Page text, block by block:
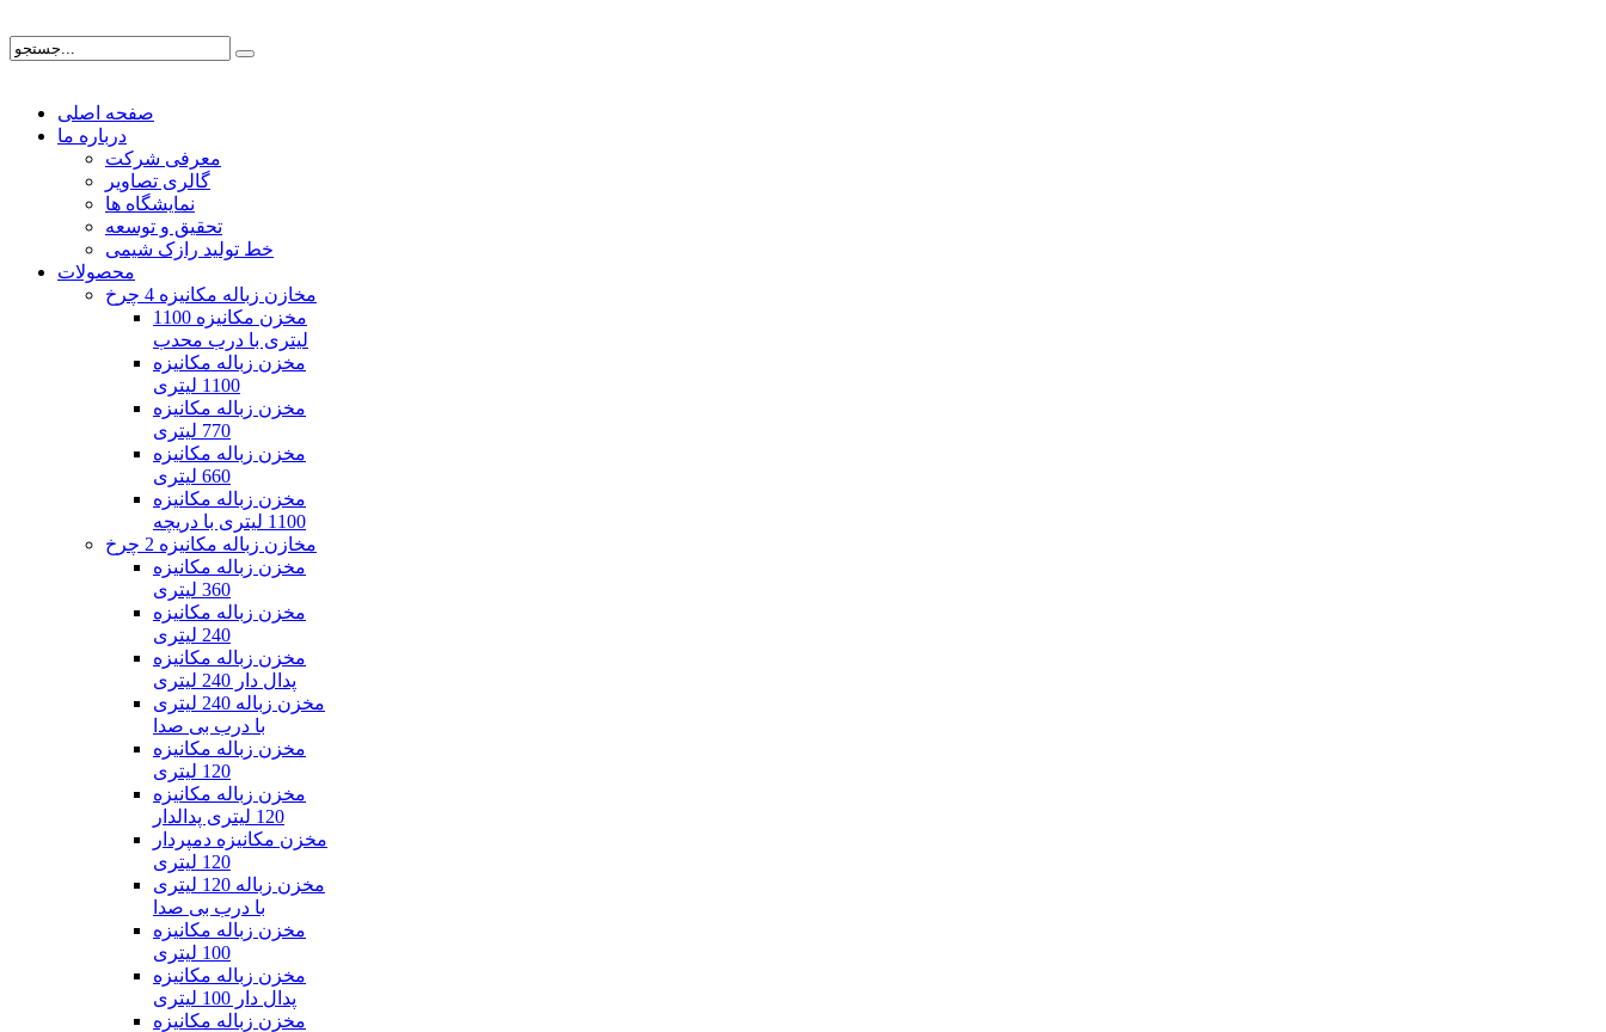
صفحه اصلی
درباره ما
معرفی شرکت
گالری تصاویر
نمایشگاه ها
تحقیق و توسعه
خط تولید رازک شیمی
محصولات
مخازن زباله مکانیزه 4 چرخ
مخزن مکانیزه 1100
لیتری با درب محدب
مخزن زباله مکانیزه
1100 لیتری
مخزن زباله مکانیزه
770 لیتری
مخزن زباله مکانیزه
660 لیتری
مخزن زباله مکانیزه
1100 لیتری با دریچه
مخازن زباله مکانیزه 2 چرخ
مخزن زباله مکانیزه
360 لیتری
مخزن زباله مکانیزه
240 لیتری
مخزن زباله مکانیزه
پدال دار 240 لیتری
مخزن زباله 240 لیتری
با درب بی صدا
مخزن زباله مکانیزه
120 لیتری
مخزن زباله مکانیزه
120 لیتری پدالدار
مخزن مکانیزه دمپردار
120 لیتری
مخزن زباله 120 لیتری
با درب بی صدا
مخزن زباله مکانیزه
100 لیتری
مخزن زباله مکانیزه
پدال دار 100 لیتری
مخزن زباله مکانیزه